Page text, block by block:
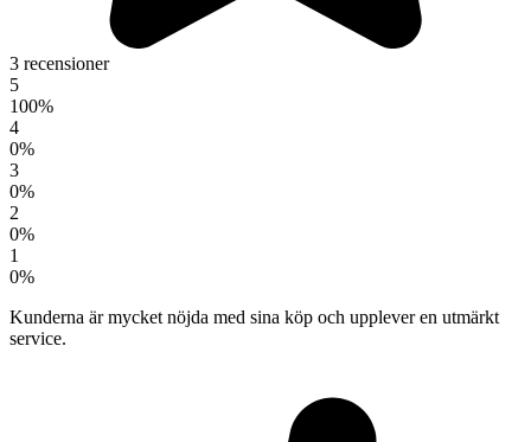
3 recensioner
5
100%
4
0%
3
0%
2
0%
1
0%
Kunderna är mycket nöjda med sina köp och upplever en utmärkt
service.